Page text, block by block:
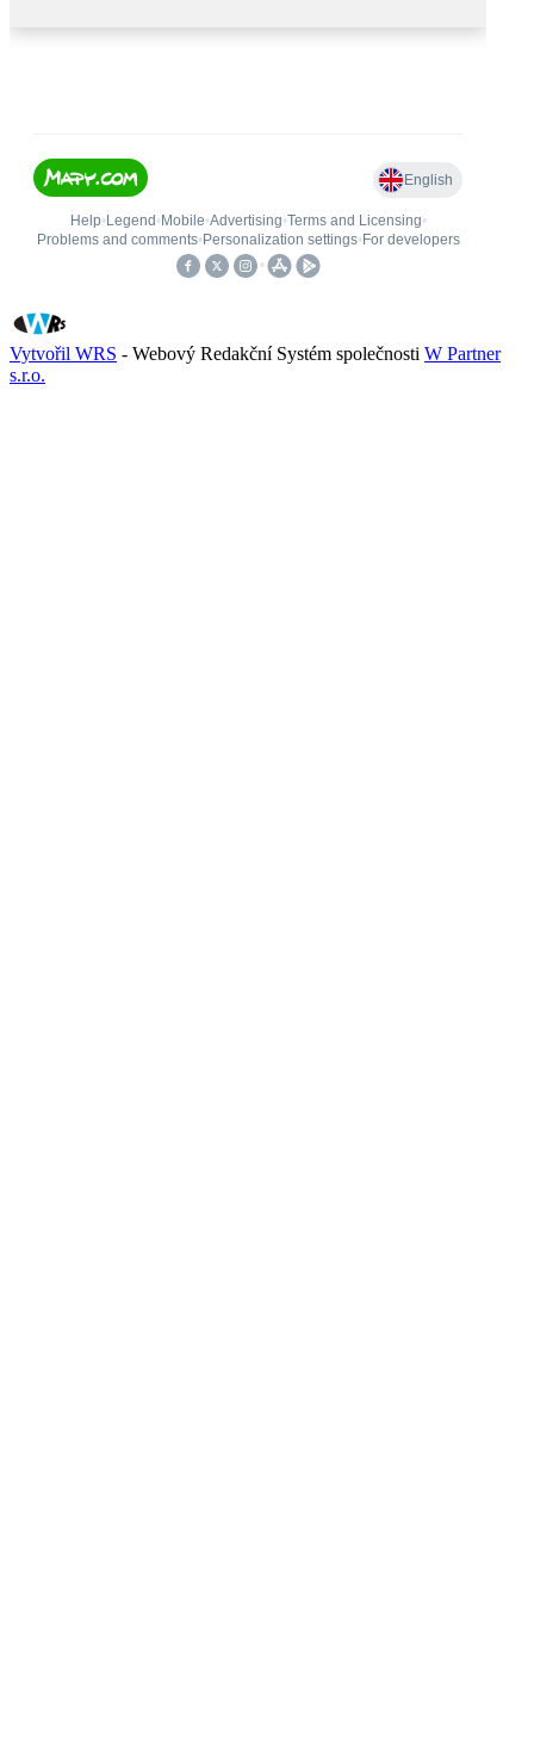
Vytvořil WRS - Webový Redakční Systém společnosti W Partner
s.r.o.